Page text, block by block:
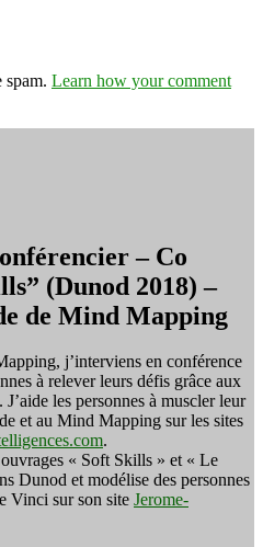
spam. Learn how your comment
– Co
(Dunod 2018) –
de Mind Mapping
j’interviens en conférence
à relever leurs défis grâce aux
les personnes à muscler leur
et au Mind Mapping sur les sites
.
« Soft Skills » et « Le
Dunod et modélise des personnes
Vinci sur son site Jerome-